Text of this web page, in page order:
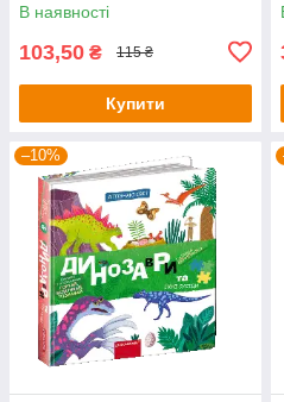
В наявності
103,50 ₴ 115 ₴
Купити
–10%